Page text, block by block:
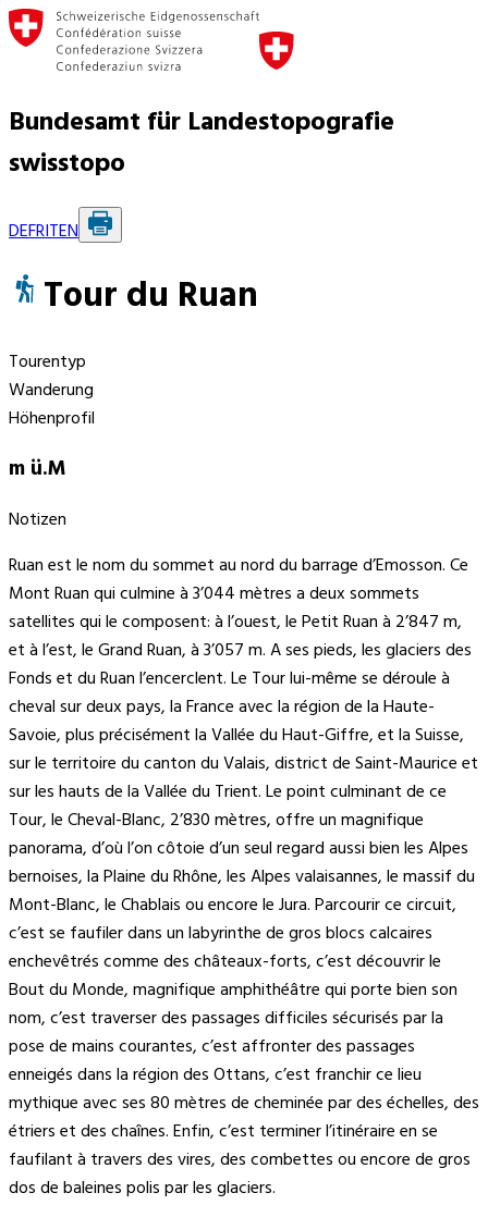
Bundesamt für Landestopografie
swisstopo
DEFRITEN
Tour du Ruan
Tourentyp
Wanderung
Höhenprofil
m ü.M
Notizen
Ruan est le nom du sommet au nord du barrage d’Emosson. Ce
Mont Ruan qui culmine à 3’044 mètres a deux sommets
satellites qui le composent: à l’ouest, le Petit Ruan à 2’847 m,
et à l’est, le Grand Ruan, à 3’057 m. A ses pieds, les glaciers des
Fonds et du Ruan l’encerclent. Le Tour lui-même se déroule à
cheval sur deux pays, la France avec la région de la Haute-
Savoie, plus précisément la Vallée du Haut-Giffre, et la Suisse,
sur le territoire du canton du Valais, district de Saint-Maurice et
sur les hauts de la Vallée du Trient. Le point culminant de ce
Tour, le Cheval-Blanc, 2’830 mètres, offre un magnifique
panorama, d’où l’on côtoie d’un seul regard aussi bien les Alpes
bernoises, la Plaine du Rhône, les Alpes valaisannes, le massif du
Mont-Blanc, le Chablais ou encore le Jura. Parcourir ce circuit,
c’est se faufiler dans un labyrinthe de gros blocs calcaires
enchevêtrés comme des châteaux-forts, c’est découvrir le
Bout du Monde, magnifique amphithéâtre qui porte bien son
nom, c’est traverser des passages difficiles sécurisés par la
pose de mains courantes, c’est affronter des passages
enneigés dans la région des Ottans, c’est franchir ce lieu
mythique avec ses 80 mètres de cheminée par des échelles, des
étriers et des chaînes. Enfin, c’est terminer l’itinéraire en se
faufilant à travers des vires, des combettes ou encore de gros
dos de baleines polis par les glaciers.